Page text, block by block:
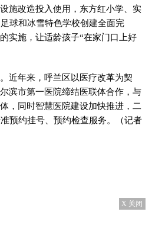
施改造投入使用，东方红小学、实
球和冰雪特色学校创建全面完
实施，让适龄孩子“在家门口上好
近年来，呼兰区以医疗改革为契
滨市第一医院缔结医联体合作，与
，同时智慧医院建设加快推进，二
预约挂号、预约检查服务。（记者
X 关闭